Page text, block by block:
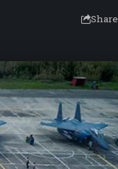
Share